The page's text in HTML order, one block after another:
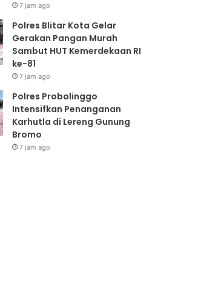
7 jam ago
Polres Blitar Kota Gelar
Gerakan Pangan Murah
Sambut HUT Kemerdekaan RI
ke-81
7 jam ago
Polres Probolinggo
Intensifkan Penanganan
Karhutla di Lereng Gunung
Bromo
7 jam ago